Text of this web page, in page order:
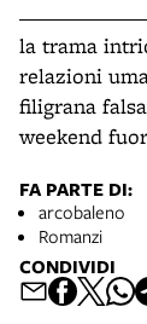
la trama
relazioni
filigrana
weekend
FA PARTE DI:
arcobaleno
Romanzi
CONDIVIDI